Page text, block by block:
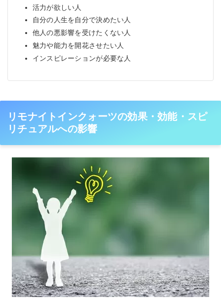
活力が欲しい人
自分の人生を自分で決めたい人
他人の悪影響を受けたくない人
魅力や能力を開花させたい人
インスピレーションが必要な人
リモナイトインクォーツの効果・効能・スピ
リチュアルへの影響